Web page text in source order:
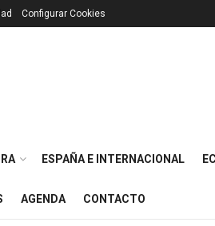
Configurar Cookies
ESPAÑA E INTERNACIONAL
AGENDA CONTACTO